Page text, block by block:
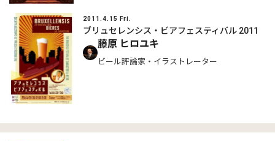
2011.4.15 Fri.
ブリュセレンシス・ビアフェスティバル 2011
藤原 ヒロユキ
ビール評論家・イラストレーター